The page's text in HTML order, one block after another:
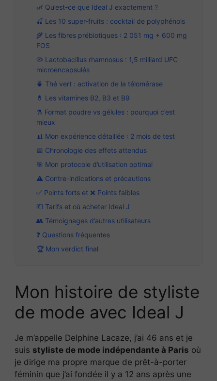
🌿 Qu’est-ce que Ideal J exactement ?
🍒 Les 10 super-fruits : cocktail de polyphénols
🌾 Les fibres prébiotiques : 2 051 mg + 600 mg
FOS
🦠 Lactobacillus rhamnosus : 1,5 milliard UFC
microencapsulés
🍵 Thé vert : activation de la télomérase
💊 Les vitamines B2, B3 et B9
⚗️ Format poudre vs gélules : pourquoi c’est
mieux
📊 Mon expérience détaillée : 2 mois de test
📅 Chronologie des effets attendus
🎯 Mon protocole d’utilisation optimal
⚠️ Contre-indications et précautions
✅ Points forts et ❌ Points faibles
💶 Tarifs et où acheter Ideal J
👥 Témoignages d’autres utilisateurs
❓ Questions fréquentes
🏆 Mon verdict final
Mon histoire de styliste
de mode avec Ideal J
Je m’appelle Delphine Lacaze, j’ai 46 ans et je
suis styliste de mode indépendante à Paris où
je dirige ma propre marque de prêt-à-porter
féminin que j’ai fondée il y a 12 ans après une